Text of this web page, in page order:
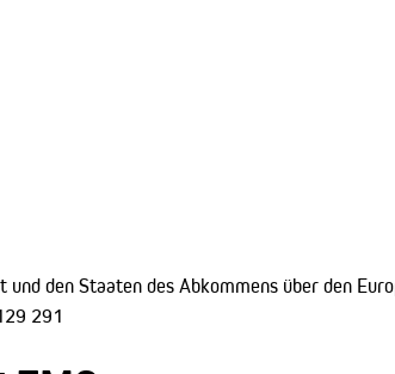
und den Staaten des Abkommens über den
291